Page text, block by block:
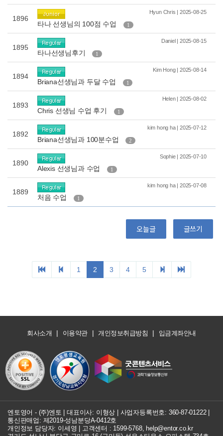
1896
Hyun Chris | 2025-08-25
타나 선생님의 100점 수업 1
1895
Daniel | 2025-08-15
타나선생님후기 1
1894
Kim Hong | 2025-08-14
Briana선생님과 두달 수업 1
1893
Helen | 2025-08-02
Chris 선생님 수업 후기 1
1892
kim hong ha | 2025-07-12
Briana선생님과 100분수업 2
1890
Sophie | 2025-07-10
Alexis 선생님과 수업 1
1889
kim hong ha | 2025-07-08
처음 수업 1
오늘글 글쓰기
1 2 3 4 5
회사소개 | 이용약관 | 개인정보취급방침 | 입금계좌안내
엔토영어 - (주)엔토 | 대표이사: 이형상 | 사업자등록번호: 360-87-01222|
통신판매업: 제2019-성남분당A-0412호
개인정보 담당자: 이세영 | 고객센터 : 1599-5768, help@entor.co.kr